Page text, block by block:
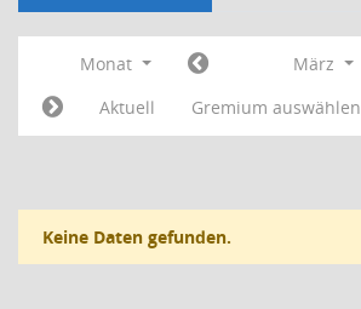
Monat März
Aktuell
Gremium auswählen
Keine Daten gefunden.